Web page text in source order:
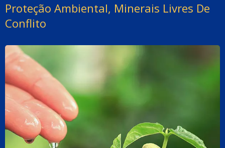
Proteção Ambiental, Minerais Livres De
Conflito